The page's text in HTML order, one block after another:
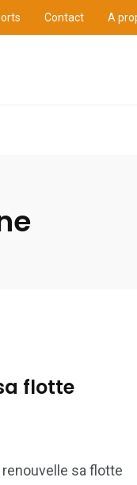
Contact A
flotte
renouvelle sa flotte